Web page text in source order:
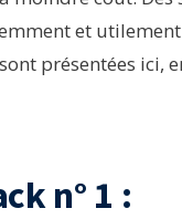
et
présentées ici,
n° 1 :